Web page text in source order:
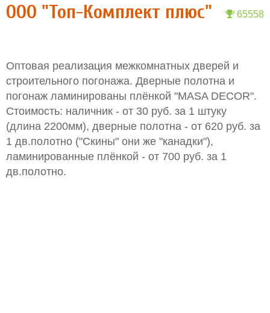
65558
ООО "Топ-Комплект плюс"
Оптовая реализация межкомнатных дверей и
строительного погонажа. Дверные полотна и
погонаж ламинированы плёнкой "MASA DECOR".
Стоимость: наличник - от 30 руб. за 1 штуку
(длина 2200мм), дверные полотна - от 620 руб. за
1 дв.полотно ("Скины" они же "канадки"),
ламинированные плёнкой - от 700 руб. за 1
дв.полотно.